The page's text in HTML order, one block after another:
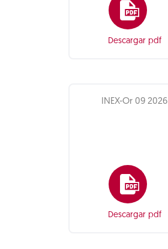
Descargar pdf
INEX-Or 09 2026
Descargar pdf